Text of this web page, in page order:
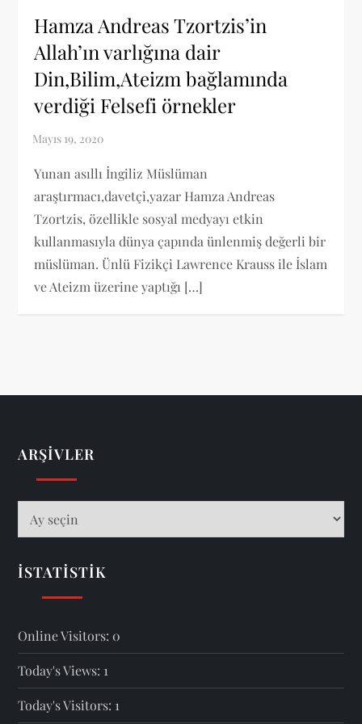
Hamza Andreas Tzortzis’in
Allah’ın varlığına dair
Din,Bilim,Ateizm bağlamında
verdiği Felsefi örnekler
Yunan asıllı İngiliz Müslüman
araştırmacı,davetçi,yazar Hamza Andreas
Tzortzis, özellikle sosyal medyayı etkin
kullanmasıyla dünya çapında ünlenmiş değerli bir
müslüman. Ünlü Fizikçi Lawrence Krauss ile İslam
ve Ateizm üzerine yaptığı […]
ARŞIVLER
İSTATISTIK
Online Visitors: 0
Today's Views: 1
Today's Visitors: 1